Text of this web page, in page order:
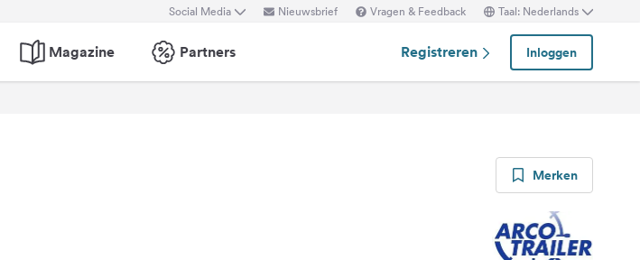
Social Media Nieuwsbrief Vragen & Feedback Taal: Nederlands
Magazine Partners Registreren Inloggen
Merken